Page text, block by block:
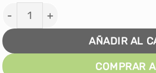
TROFEO UEFA CHAMPIONS
AÑADIR AL
COMPRAR